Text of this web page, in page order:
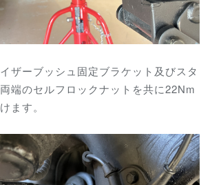
ザーブッシュ固定ブラケット及びスタ
端のセルフロックナットを共に22Nm
ます。